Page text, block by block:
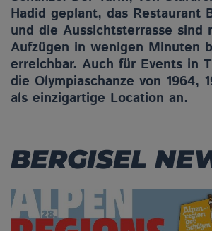
Hadid geplant, das Restaurant
und die Aussichtsterrasse sind
Aufzügen in wenigen Minuten
erreichbar. Auch für Events in
die Olympiaschanze von 1964,
als einzigartige Location an.
BERGISEL